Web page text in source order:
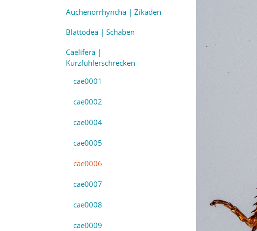
Auchenorrhyncha | Zikaden
Blattodea | Schaben
Caelifera |
Kurzfühlerschrecken
cae0001
cae0002
cae0004
cae0005
cae0006
cae0007
cae0008
cae0009